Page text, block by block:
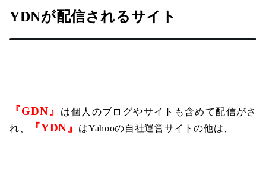
YDNが配信されるサイト
『GDN』
は個人のブログやサイトも含めて配信がさ
れ、
『YDN』 はYahooの自社運営サイトの他は、